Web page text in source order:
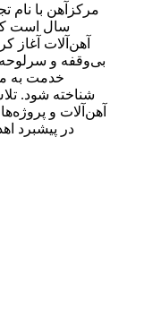
سال است
آهن‌آلات آغاز
بی‌وقفه و
خدمت به
شناخته شود.
آهن‌آلات و
در پیشبرد